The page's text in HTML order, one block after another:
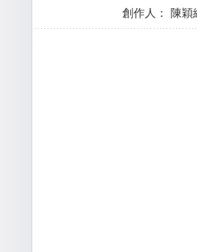
創作人： 陳穎